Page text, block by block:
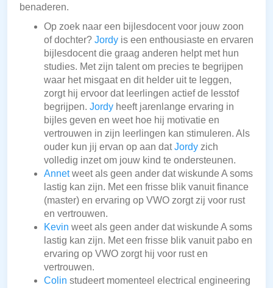
benaderen.
Op zoek naar een bijlesdocent voor jouw zoon
of dochter? Jordy is een enthousiaste en ervaren
bijlesdocent die graag anderen helpt met hun
studies. Met zijn talent om precies te begrijpen
waar het misgaat en dit helder uit te leggen,
zorgt hij ervoor dat leerlingen actief de lesstof
begrijpen. Jordy heeft jarenlange ervaring in
bijles geven en weet hoe hij motivatie en
vertrouwen in zijn leerlingen kan stimuleren. Als
ouder kun jij ervan op aan datJordy zich
volledig inzet om jouw kind te ondersteunen.
Annetweet als geen ander dat wiskunde A soms
lastig kan zijn. Met een frisse blik vanuit finance
(master) en ervaring op VWO zorgt zij voor rust
en vertrouwen.
Kevin weet als geen ander dat wiskunde A soms
lastig kan zijn. Met een frisse blik vanuit pabo en
ervaring op VWO zorgt hij voor rust en
vertrouwen.
Colin studeert momenteel electrical engineering